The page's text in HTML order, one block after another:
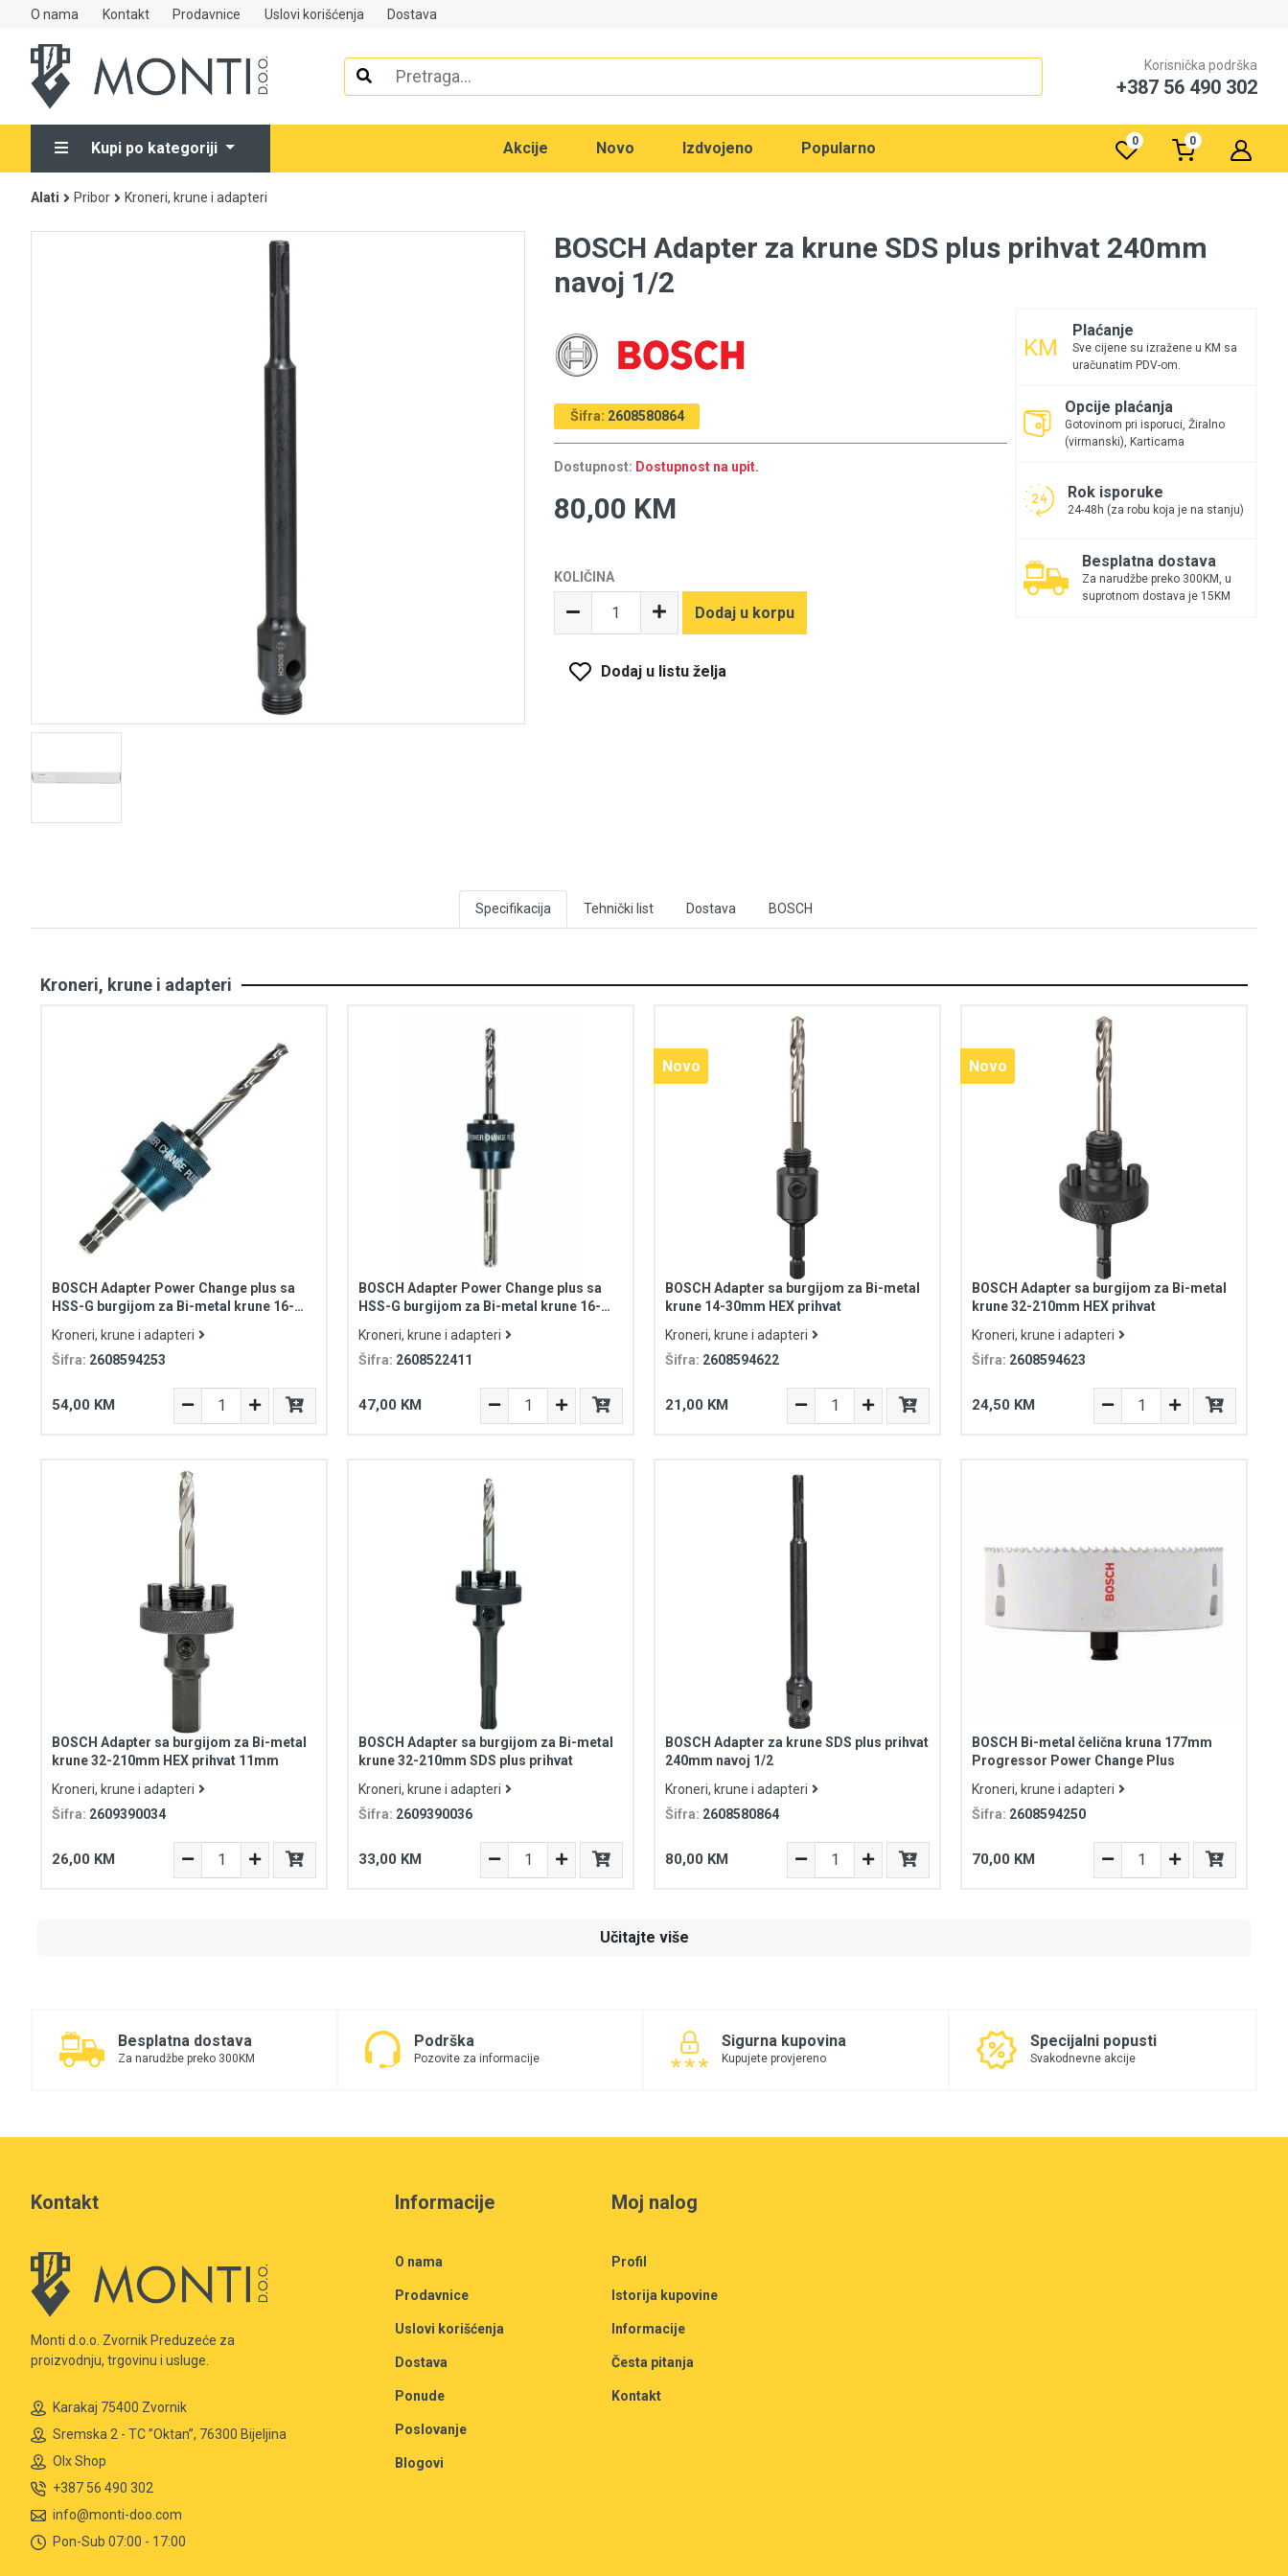
O nama Kontakt Prodavnice Uslovi korišćenja Dostava
Korisnička podrška
+387 56 490 302
Kupi po kategoriji Akcije Novo Izdvojeno Popularno 0 0
Alati
Elektrooprema
Grijanje i klimatizacija
Mjerno-regulaciona oprema
Alati Pribor Kroneri, krune i adapteri
BOSCH Adapter za krune SDS plus prihvat 240mm
navoj 1/2
Šifra: 2608580864
Dostupnost: Dostupnost na upit.
80,00 KM
KOLIČINA
Dodaj u korpu
Dodaj u listu želja
Plaćanje
Sve cijene su izražene u KM sa
uračunatim PDV-om.
Opcije plaćanja
Gotovinom pri isporuci, Žiralno
(virmanski), Karticama
Rok isporuke
24-48h (za robu koja je na stanju)
Besplatna dostava
Za narudžbe preko 300KM, u
suprotnom dostava je 15KM
Specifikacija Tehnički list Dostava BOSCH
Kroneri, krune i adapteri
BOSCH Adapter Power Change plus sa
HSS-G burgijom za Bi-metal krune 16-
Kroneri, krune i adapteri
Šifra: 2608594253
54,00 KM
BOSCH Adapter Power Change plus sa
HSS-G burgijom za Bi-metal krune 16-
Kroneri, krune i adapteri
Šifra: 2608522411
47,00 KM
Novo
BOSCH Adapter sa burgijom za Bi-metal
krune 14-30mm HEX prihvat
Kroneri, krune i adapteri
Šifra: 2608594622
21,00 KM
Novo
BOSCH Adapter sa burgijom za Bi-metal
krune 32-210mm HEX prihvat
Kroneri, krune i adapteri
Šifra: 2608594623
24,50 KM
BOSCH Adapter sa burgijom za Bi-metal
krune 32-210mm HEX prihvat 11mm
Kroneri, krune i adapteri
Šifra: 2609390034
26,00 KM
BOSCH Adapter sa burgijom za Bi-metal
krune 32-210mm SDS plus prihvat
Kroneri, krune i adapteri
Šifra: 2609390036
33,00 KM
BOSCH Adapter za krune SDS plus prihvat
240mm navoj 1/2
Kroneri, krune i adapteri
Šifra: 2608580864
80,00 KM
BOSCH Bi-metal čelična kruna 177mm
Progressor Power Change Plus
Kroneri, krune i adapteri
Šifra: 2608594250
70,00 KM
Učitajte više
Besplatna dostava
Za narudžbe preko 300KM
Podrška
Pozovite za informacije
Sigurna kupovina
Kupujete provjereno
Specijalni popusti
Svakodnevne akcije
Kontakt
Monti d.o.o. Zvornik Preduzeće za
proizvodnju, trgovinu i usluge.
Karakaj 75400 Zvornik
Sremska 2 - TC ”Oktan”, 76300 Bijeljina
Olx Shop
+387 56 490 302
info@monti-doo.com
Pon-Sub 07:00 - 17:00
Informacije
O nama
Prodavnice
Uslovi korišćenja
Dostava
Ponude
Poslovanje
Blogovi
Moj nalog
Profil
Istorija kupovine
Informacije
Česta pitanja
Kontakt